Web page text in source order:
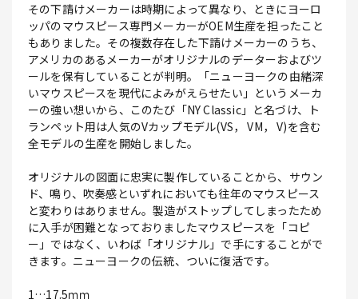
その下請けメーカーは時期によって異なり、ときにヨーロ
ッパのマウスピース専門メーカーがOEM生産を担ったこと
もありました。その複数存在した下請けメーカーのうち、
アメリカのあるメーカーがオリジナルのデーターおよびツ
ールを保有していることが判明。「ニューヨークの由緒深
いマウスピースを現代によみがえらせたい」というメーカ
ーの強い想いから、このたび「NY Classic」と名づけ、ト
ランペット用は人気のVカップモデル(VS， VM， V)を含む
全モデルの生産を開始しました。
オリジナルの図面に忠実に製作していることから、サウン
ド、鳴り、吹奏感といずれにおいても往年のマウスピース
と変わりはありません。製造がストップしてしまったため
に入手が困難となっておりましたマウスピースを「コピ
ー」ではなく、いわば「オリジナル」で手にすることがで
きます。ニューヨークの伝統、ついに復活です。
1…17.5ｍｍ